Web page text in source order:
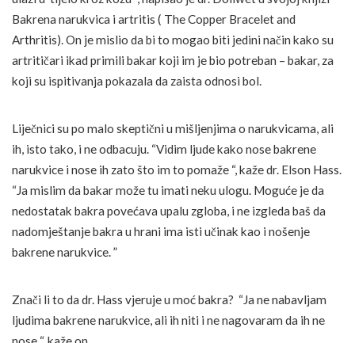
Bakrena narukvica i artritis ( The Copper Bracelet and
Arthritis). On je mislio da bi to mogao biti jedini način kako su
artritičari ikad primili bakar koji im je bio potreban – bakar, za
koji su ispitivanja pokazala da zaista odnosi bol.
Liječnici su po malo skeptični u mišljenjima o narukvicama, ali
ih, isto tako, i ne odbacuju. “Vidim ljude kako nose bakrene
narukvice i nose ih zato što im to pomaže “, kaže dr. Elson Hass.
“Ja mislim da bakar može tu imati neku ulogu. Moguće je da
nedostatak bakra povećava upalu zgloba, i ne izgleda baš da
nadomještanje bakra u hrani ima isti učinak kao i nošenje
bakrene narukvice. ”
Znači li to da dr. Hass vjeruje u moć bakra? “Ja ne nabavljam
ljudima bakrene narukvice, ali ih niti i ne nagovaram da ih ne